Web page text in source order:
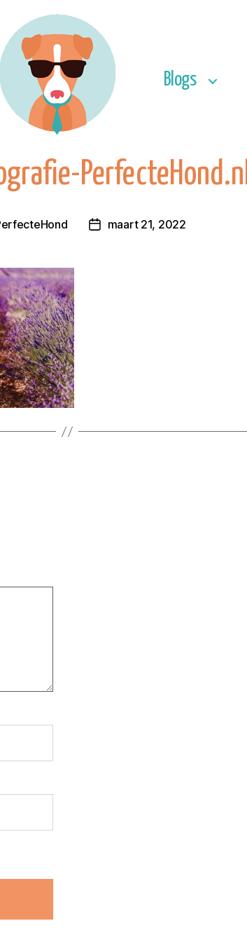
Blogs
PerfecteHond.nl
Berichtdatum
maart 21, 2022